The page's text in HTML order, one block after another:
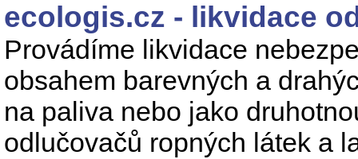
ecologis.cz - likvidace
Provádíme likvidace
obsahem barevných a
na paliva nebo jako
odlučovačů ropných látek a